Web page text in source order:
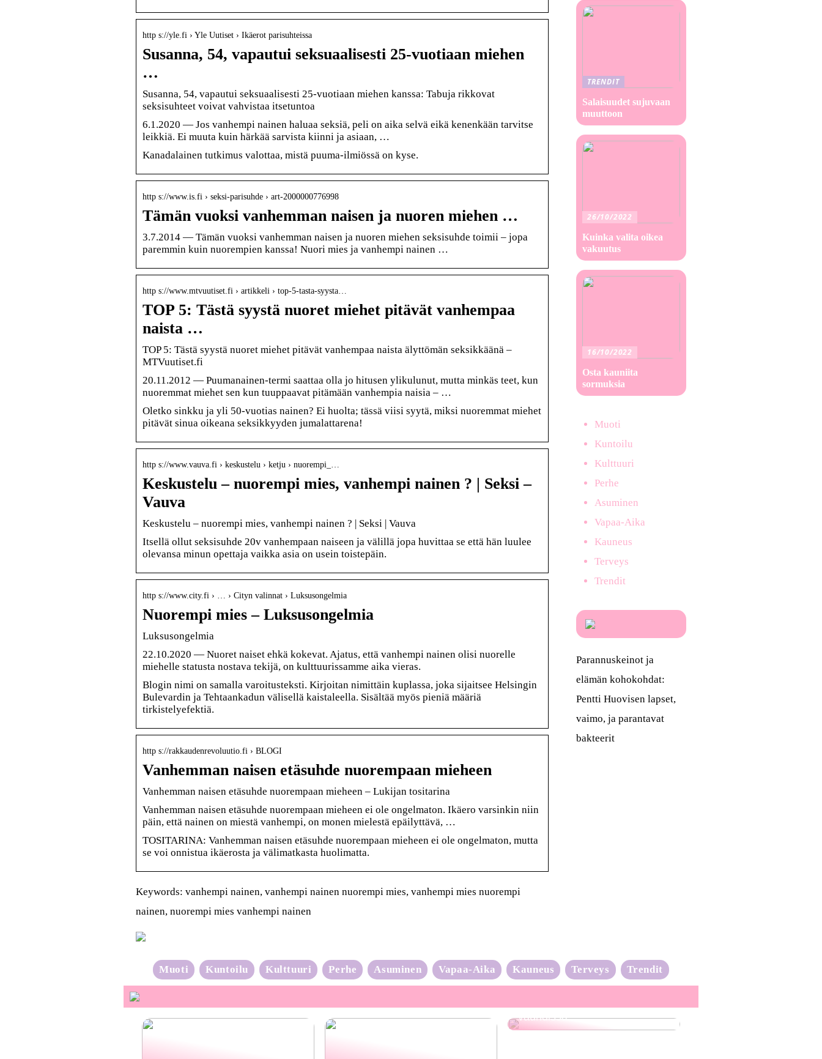
http s://yle.fi › Yle Uutiset › Ikäerot parisuhteissa
Susanna, 54, vapautui seksuaalisesti 25-vuotiaan miehen
…
Susanna, 54, vapautui seksuaalisesti 25-vuotiaan miehen kanssa: Tabuja rikkovat
seksisuhteet voivat vahvistaa itsetuntoa
6.1.2020 — Jos vanhempi nainen haluaa seksiä, peli on aika selvä eikä kenenkään tarvitse
leikkiä. Ei muuta kuin härkää sarvista kiinni ja asiaan, …
Kanadalainen tutkimus valottaa, mistä puuma-ilmiössä on kyse.
http s://www.is.fi › seksi-parisuhde › art-2000000776998
Tämän vuoksi vanhemman naisen ja nuoren miehen …
3.7.2014 — Tämän vuoksi vanhemman naisen ja nuoren miehen seksisuhde toimii – jopa
paremmin kuin nuorempien kanssa! Nuori mies ja vanhempi nainen …
http s://www.mtvuutiset.fi › artikkeli › top-5-tasta-syysta…
TOP 5: Tästä syystä nuoret miehet pitävät vanhempaa
naista …
TOP 5: Tästä syystä nuoret miehet pitävät vanhempaa naista älyttömän seksikkäänä –
MTVuutiset.fi
20.11.2012 — Puumanainen-termi saattaa olla jo hitusen ylikulunut, mutta minkäs teet, kun
nuoremmat miehet sen kun tuuppaavat pitämään vanhempia naisia – …
Oletko sinkku ja yli 50-vuotias nainen? Ei huolta; tässä viisi syytä, miksi nuoremmat miehet
pitävät sinua oikeana seksikkyyden jumalattarena!
http s://www.vauva.fi › keskustelu › ketju › nuorempi_…
Keskustelu – nuorempi mies, vanhempi nainen ? | Seksi –
Vauva
Keskustelu – nuorempi mies, vanhempi nainen ? | Seksi | Vauva
Itsellä ollut seksisuhde 20v vanhempaan naiseen ja välillä jopa huvittaa se että hän luulee
olevansa minun opettaja vaikka asia on usein toistepäin.
http s://www.city.fi › … › Cityn valinnat › Luksusongelmia
Nuorempi mies – Luksusongelmia
Luksusongelmia
22.10.2020 — Nuoret naiset ehkä kokevat. Ajatus, että vanhempi nainen olisi nuorelle
miehelle statusta nostava tekijä, on kulttuurissamme aika vieras.
Blogin nimi on samalla varoitusteksti. Kirjoitan nimittäin kuplassa, joka sijaitsee Helsingin
Bulevardin ja Tehtaankadun välisellä kaistaleella. Sisältää myös pieniä määriä
tirkistelyefektiä.
http s://rakkaudenrevoluutio.fi › BLOGI
Vanhemman naisen etäsuhde nuorempaan mieheen
Vanhemman naisen etäsuhde nuorempaan mieheen – Lukijan tositarina
Vanhemman naisen etäsuhde nuorempaan mieheen ei ole ongelmaton. Ikäero varsinkin niin
päin, että nainen on miestä vanhempi, on monen mielestä epäilyttävä, …
TOSITARINA: Vanhemman naisen etäsuhde nuorempaan mieheen ei ole ongelmaton, mutta
se voi onnistua ikäerosta ja välimatkasta huolimatta.
Keywords: vanhempi nainen, vanhempi nainen nuorempi mies, vanhempi mies nuorempi
nainen, nuorempi mies vanhempi nainen
TRENDIT
Salaisuudet sujuvaan
muuttoon
26/10/2022
Kuinka valita oikea
vakuutus
16/10/2022
Osta kauniita
sormuksia
Muoti
Kuntoilu
Kulttuuri
Perhe
Asuminen
Vapaa-Aika
Kauneus
Terveys
Trendit
Parannuskeinot ja
elämän kohokohdat:
Pentti Huovisen lapset,
vaimo, ja parantavat
bakteerit
Muoti Kuntoilu Kulttuuri Perhe Asuminen Vapaa-Aika Kauneus Terveys Trendit
Neulonta-aalto on täydessä
vauhdissa